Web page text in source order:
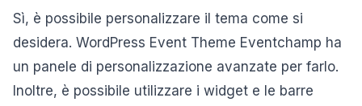
Sì, è possibile personalizzare il tema come si
desidera. WordPress Event Theme Eventchamp ha
un panele di personalizzazione avanzate per farlo.
Inoltre, è possibile utilizzare i widget e le barre